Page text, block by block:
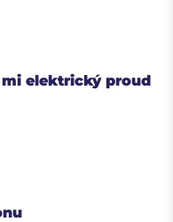
elektrický proud